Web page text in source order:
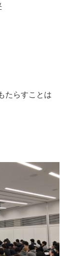
たらすことは